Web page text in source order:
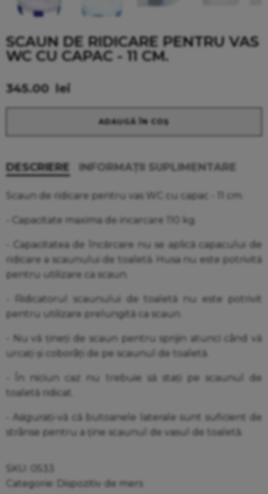
SCAUN DE RIDICARE PENTRU VAS
WC CU CAPAC - 11 CM.
345.00 lei
ADAUGĂ ÎN COȘ
DESCRIERE INFORMAȚII SUPLIMENTARE
Scaun de ridicare pentru vas WC cu capac - 11 cm.
- Capacitate maxima de incarcare 110 kg.
- Capacitatea de încărcare nu se aplică capacului de
ridicare a scaunului de toaletă. Husa nu este potrivită
pentru utilizare ca scaun.
- Ridicatorul scaunului de toaletă nu este potrivit
pentru utilizare prelungită ca scaun.
- Nu vă țineți de scaun pentru sprijin atunci când vă
urcați și coborâți de pe scaunul de toaletă.
- În niciun caz nu trebuie să stați pe scaunul de
toaletă ridicat.
- Asigurați-vă că butoanele laterale sunt suficient de
strânse pentru a ține scaunul de vasul de toaletă.
SKU:
Categorie:
Dispozitiv de mers